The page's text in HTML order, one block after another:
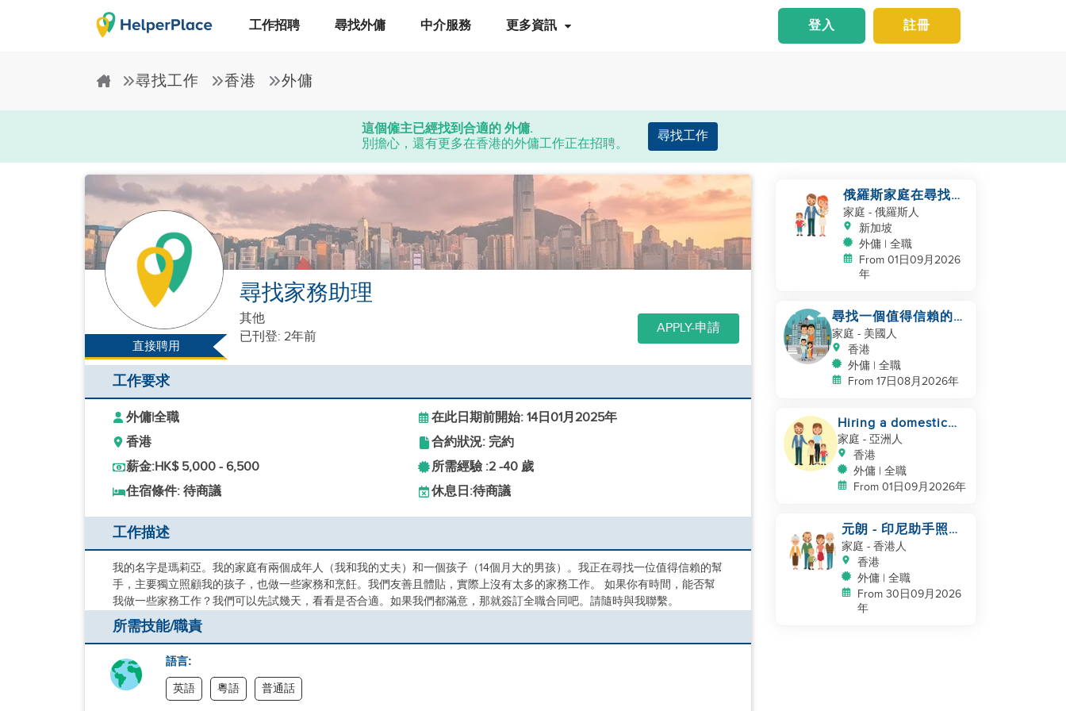
工作招聘 尋找外傭 中介服務 更多資訊 註冊
登入
尋找工作 香港 外傭
這個僱主已經找到合適的 外傭.
別擔心，還有更多在香港的外傭工作正在招聘。
尋找工作
直接聘用
尋找家務助理
其他
已刊登: 2年前
APPLY-申請
工作要求
外傭|全職
在此日期前開始: 14日01月2025年
香港
合約狀況: 完約
薪金:HK$ 5,000 - 6,500 所需經驗 :2 -40 歲
住宿條件: 待商議
休息日:待商議
工作描述
我的名字是瑪莉亞。我的家庭有兩個成年人（我和我的丈夫）和一個孩子（14個月大的男孩）。我正在尋找一位值得信賴的幫
手，主要獨立照顧我的孩子，也做一些家務和烹飪。我們友善且體貼，實際上沒有太多的家務工作。 如果你有時間，能否幫
我做一些家務工作？我們可以先試幾天，看看是否合適。如果我們都滿意，那就簽訂全職合同吧。請隨時與我聯繫。
所需技能/職責
語言:
英語 粵語 普通話
俄羅斯家庭在尋找助
手
家庭 - 俄羅斯人
新加坡
外傭 | 全職
From 01日09月2026
年
尋找一個值得信賴的、
熱愛孩子的幫手
家庭 - 美國人
香港
外傭 | 全職
From 17日08月2026年
Hiring a domestic
helper
家庭 - 亞洲人
香港
外傭 | 全職
From 01日09月2026年
元朗 - 印尼助手照顧
NB
家庭 - 香港人
香港
外傭 | 全職
From 30日09月2026
年